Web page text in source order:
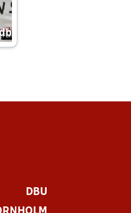
2025 mp4
DBU